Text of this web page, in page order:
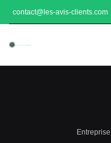
contact@les-avis-clients.com
Entreprise